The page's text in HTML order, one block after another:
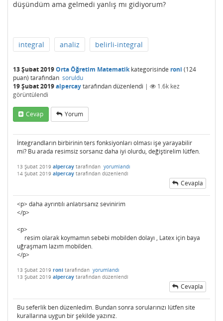
düşündüm ama gelmedi yanlış mı gidiyorum?
integral analiz belirli-integral
13 Şubat 2019Orta Öğretim Matematikkategorisinde roni (124
puan) tarafından soruldu
19 Şubat 2019alpercaytarafındandüzenlendi | 1.6k kez
görüntülendi
Cevap Yorum
İntegrandların birbirinin ters fonksiyonları olması işe yarayabilir
mi? Bu arada resimsiz sorsanız daha iyi olurdu, değiştirelim lütfen.
13 Şubat 2019 alpercay tarafından yorumlandı
14 Şubat 2019 alpercay tarafından düzenlendi
Cevapla
<p> daha ayrıntılı anlatırsanız sevinirim
</p>
<p>
resim olarak koymamın sebebi mobilden dolayı , Latex için baya
uğraşmam lazım mobilden.
</p>
13 Şubat 2019 roni tarafından yorumlandı
13 Şubat 2019 alpercay tarafından düzenlendi
Cevapla
Bu seferlik ben düzenledim. Bundan sonra sorularınızı lütfen site
kurallarına uygun bir şekilde yazınız.